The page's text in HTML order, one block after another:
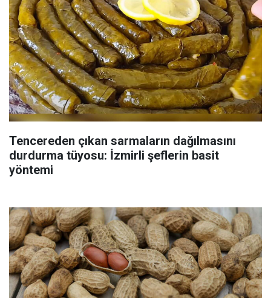
Tencereden çıkan sarmaların dağılmasını
durdurma tüyosu: İzmirli şeflerin basit
yöntemi